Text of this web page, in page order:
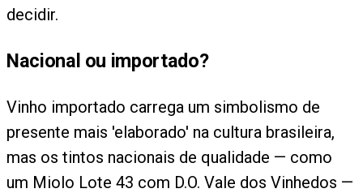
decidir.
Nacional ou importado?
Vinho importado carrega um simbolismo de
presente mais 'elaborado' na cultura brasileira,
mas os tintos nacionais de qualidade — como
um Miolo Lote 43 com D.O. Vale dos Vinhedos —